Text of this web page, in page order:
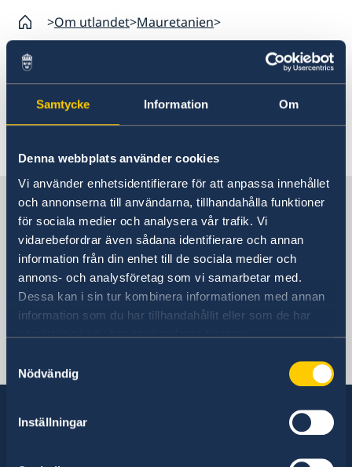
Samtycke Information Om
Denna webbplats använder cookies
Vi använder enhetsidentifierare för att anpassa innehållet
och annonserna till användarna, tillhandahålla funktioner
för sociala medier och analysera vår trafik. Vi
vidarebefordrar även sådana identifierare och annan
information från din enhet till de sociala medier och
annons- och analysföretag som vi samarbetar med.
Dessa kan i sin tur kombinera informationen med annan
information som du har tillhandahållit eller som de har
samlat in när du har använt deras tjänster.
Nödvändig
Inställningar
Om utlandet Mauretanien
Service för svenska företag
Mauretanien
Rösta i Mauretanien
Rösta i Mauretanien
Akut hjälp
Pass utomlands
Ambassadens reseinformation
Aktuella händelser
Allmänna säkerhetsläget
Terrorism
Naturförhållanden och katastrofer
In- och utresebestämmelser
Hälso- och sjukvård
Kriminalitet och personlig säkerhet
Resa i landet
Service för svenska företag
Sverige i Mauretanien
Sveriges ambassad
Senegal, Dakar
Sverige har diplomatiska förbindelser med i